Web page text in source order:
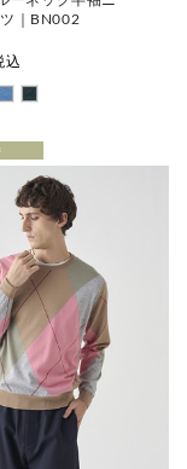
｜BN002
込